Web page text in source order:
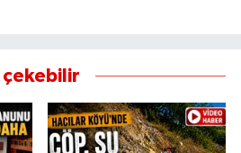
çekebilir